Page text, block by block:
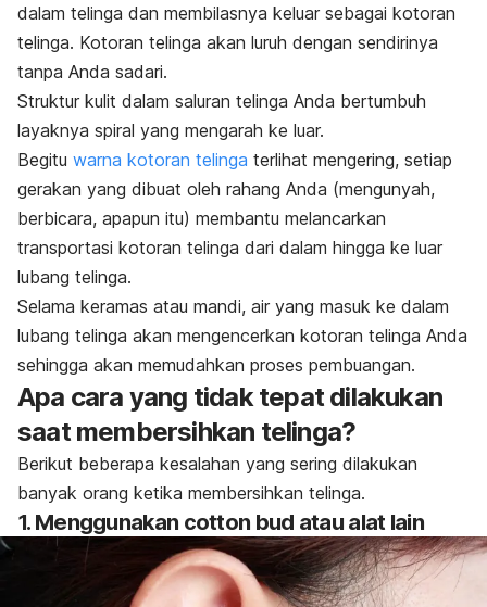
dalam telinga dan membilasnya keluar sebagai kotoran
telinga. Kotoran telinga akan luruh dengan sendirinya
tanpa Anda sadari.
Struktur kulit dalam saluran telinga Anda bertumbuh
layaknya spiral yang mengarah ke luar.
Begitu warna kotoran telinga terlihat mengering, setiap
gerakan yang dibuat oleh rahang Anda (mengunyah,
berbicara, apapun itu) membantu melancarkan
transportasi kotoran telinga dari dalam hingga ke luar
lubang telinga.
Selama keramas atau mandi, air yang masuk ke dalam
lubang telinga akan mengencerkan kotoran telinga Anda
sehingga akan memudahkan proses pembuangan.
Apa cara yang tidak tepat dilakukan
saat membersihkan telinga?
Berikut beberapa kesalahan yang sering dilakukan
banyak orang ketika membersihkan telinga.
1. Menggunakan cotton bud atau alat lain